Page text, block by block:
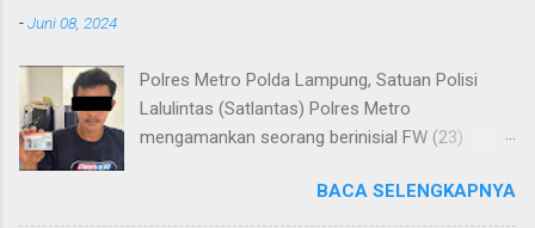
Heri Sulistyo Nugroho S.IK, M.IK mengatakan
“SPKT Polres Metro akan terus berusaha
memberikan pelayanan yang terbaik kepada
kepolisian, baik informasi maupun pelayanan
-Juni 08, 2024
Polres Metro Polda Lampung, Satuan Polisi
Lalulintas (Satlantas) Polres Metro
mengamankan seorang berinisial FW (23)
Truk pelanggar lalulintas dan menggunakan
Surat Izin Mengemudi (SIM) kategori BII Umum
BACA SELENGKAPNYA